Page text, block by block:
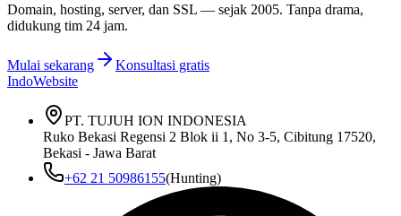
Domain, hosting, server, dan SSL — sejak 2005. Tanpa drama,
didukung tim 24 jam.
Mulai sekarang
Konsultasi gratis
IndoWebsite
PT. TUJUH ION INDONESIA
Ruko Bekasi Regensi 2 Blok ii 1, No 3-5, Cibitung 17520,
Bekasi - Jawa Barat
+62 21 50986155(Hunting)